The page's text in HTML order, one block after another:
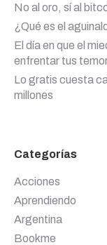
No al oro, sí al
¿Qué es el
El día en que el
enfrentar tus
Lo gratis cuesta
millones
Categorías
Acciones
Aprendiendo
Argentina
Bookme